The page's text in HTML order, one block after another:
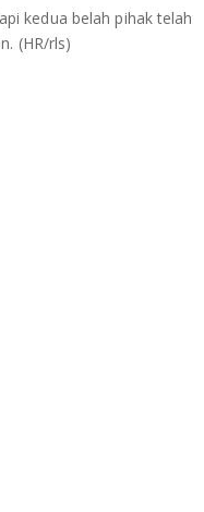
kedua belah pihak telah
(HR/rls)